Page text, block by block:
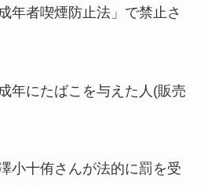
年者喫煙防止法」で禁止さ
年にたばこを与えた人(販売
小十侑さんが法的に罰を受